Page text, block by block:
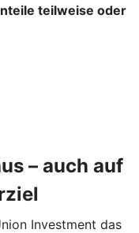
teilweise oder
– auch auf
Investment das